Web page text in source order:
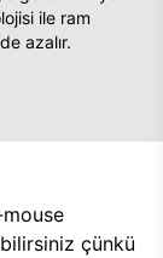
ile ram
azalır.
çünkü